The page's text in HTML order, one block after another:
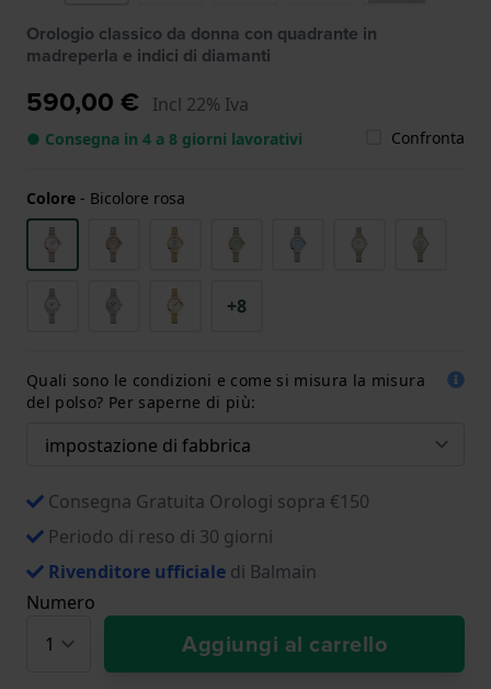
Orologio classico da donna con quadrante in
madreperla e indici di diamanti
590,00 € Incl 22% Iva
● Consegna in 4 a 8 giorni lavorativi Confronta
Colore - Bicolore rosa
+8
Quali sono le condizioni e come si misura la misura
del polso? Per saperne di più:
Consegna Gratuita Orologi sopra €150
Periodo di reso di 30 giorni
Rivenditore ufficiale di Balmain
Numero
Aggiungi al carrello